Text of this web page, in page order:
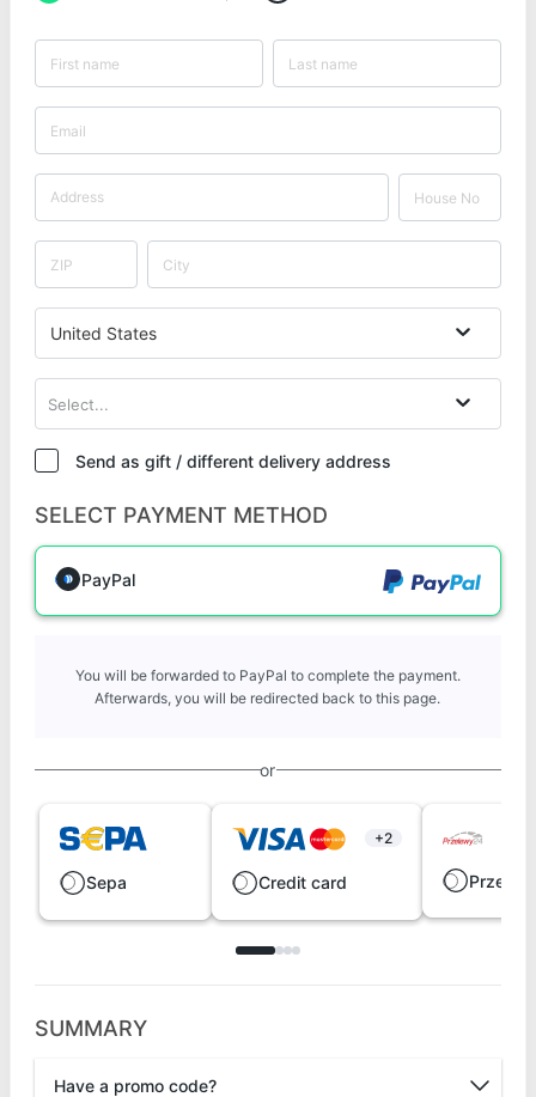
United States
Select...
Send as gift / different delivery address
SELECT PAYMENT METHOD
PayPal
You will be forwarded to PayPal to complete the payment.
Afterwards, you will be redirected back to this page.
or
Sepa
+2
Credit card
SUMMARY
Have a promo code?